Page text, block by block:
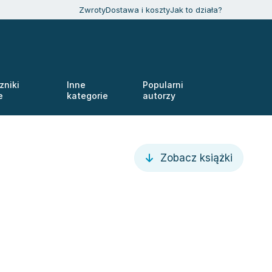
ZwrotyDostawa i kosztyJak to działa?
Inne
kategorie
Popularni
autorzy
Zobacz książki